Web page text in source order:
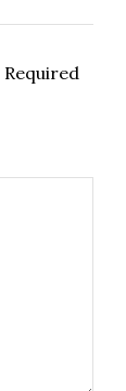
Required